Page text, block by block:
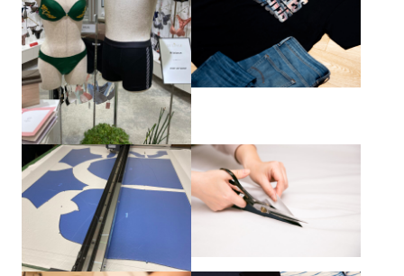
一覧を見る
河原町部会
洛北部会
西陣・北野部会
洛中部会
壬生部会
東九部会
吉祥院部会
長岡部会
口丹部会
伏見部会
メンバー Members